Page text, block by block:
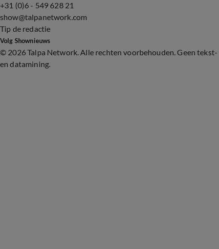
+31 (0)6 - 549 628 21
show@talpanetwork.com
Tip de redactie
Volg Shownieuws
© 2026 Talpa Network. Alle rechten voorbehouden. Geen tekst-
en datamining.